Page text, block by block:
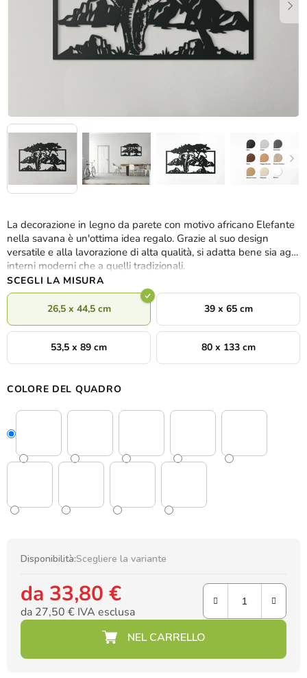
La decorazione in legno da parete con motivo africano Elefante
nella savana è un'ottima idea regalo. Grazie al suo design
versatile e alla lavorazione di alta qualità, si adatta bene sia agli
interni moderni che a quelli tradizionali.
SCEGLI LA MISURA
26,5 x 44,5 cm 39 x 65 cm
53,5 x 89 cm 80 x 133 cm
COLORE DEL QUADRO
Disponibilità:Scegliere la variante
da 33,80 €
da 27,50 € IVA esclusa
Prezzo della misura: